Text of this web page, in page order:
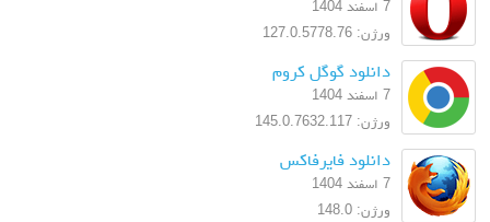
7 اسفند 1404
ورژن: 127.0.5778.76
دانلود گوگل کروم
7 اسفند 1404
ورژن: 145.0.7632.117
دانلود فایرفاکس
7 اسفند 1404
ورژن: 148.0